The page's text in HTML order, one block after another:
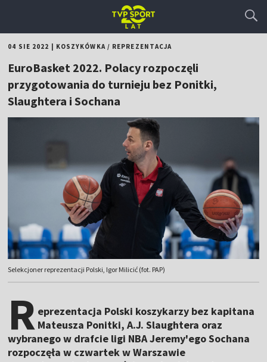
04 SIE 2022 KOSZYKÓWKA/ REPREZENTACJA
EuroBasket 2022. Polacy rozpoczęli
przygotowania do turnieju bez Ponitki,
Slaughtera i Sochana
Selekcjoner reprezentacji Polski, Igor Milicić (fot. PAP)
R eprezentacja Polski koszykarzy bez kapitana
Mateusza Ponitki, A.J. Slaughtera oraz
wybranego w drafcie ligi NBA Jeremy'ego Sochana
rozpoczęła w czwartek w Warszawie